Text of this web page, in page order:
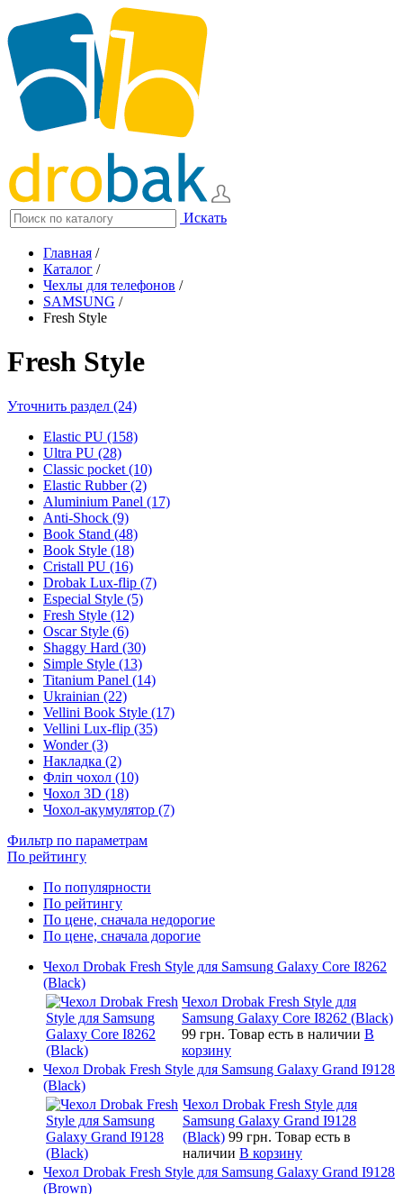
Искать
Главная /
Каталог /
Чехлы для телефонов /
SAMSUNG /
Fresh Style
Fresh Style
Уточнить раздел (24)
Elastic PU (158)
Ultra PU (28)
Classic pocket (10)
Elastic Rubber (2)
Aluminium Panel (17)
Anti-Shock (9)
Book Stand (48)
Book Style (18)
Cristall PU (16)
Drobak Lux-flip (7)
Especial Style (5)
Fresh Style (12)
Oscar Style (6)
Shaggy Hard (30)
Simple Style (13)
Titanium Panel (14)
Ukrainian (22)
Vellini Book Style (17)
Vellini Lux-flip (35)
Wonder (3)
Накладка (2)
Фліп чохол (10)
Чохол 3D (18)
Чохол-акумулятор (7)
Фильтр по параметрам
По рейтингу
По популярности
По рейтингу
По цене, сначала недорогие
По цене, сначала дорогие
Чехол Drobak Fresh Style для Samsung Galaxy Core I8262
(Black)
Чехол Drobak Fresh Style для
Samsung Galaxy Core I8262 (Black)
99 грн. Товар есть в наличии В
корзину
Чехол Drobak Fresh Style для Samsung Galaxy Grand I9128
(Black)
Чехол Drobak Fresh Style для
Samsung Galaxy Grand I9128
(Black) 99 грн. Товар есть в
наличии В корзину
Чехол Drobak Fresh Style для Samsung Galaxy Grand I9128
(Brown)